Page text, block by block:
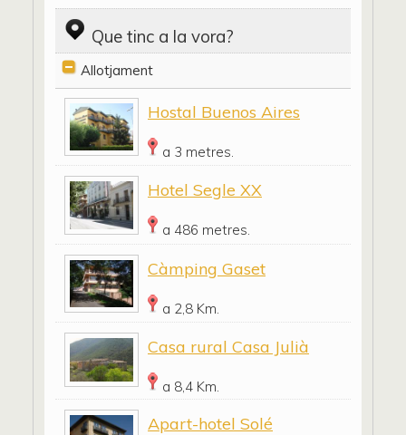
Que tinc a la vora?
Allotjament
Hostal Buenos Aires
a 3 metres.
Hotel Segle XX
a 486 metres.
Càmping Gaset
a 2,8 Km.
Casa rural Casa Julià
a 8,4 Km.
Apart-hotel Solé